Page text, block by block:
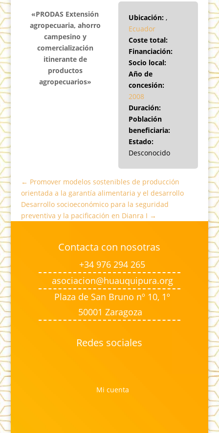
Ubicación: ,
Ecuador
Coste total:
Financiación:
Socio local:
Año de
concesión:
2008
Duración:
Población
beneficiaria:
Estado:
Desconocido
«PRODAS Extensión
agropecuaria, ahorro
campesino y
comercialización
itinerante de
productos
agropecuarios»
← Promover modelos sostenibles de producción
orientada a la garantía alimentaria y el desarrollo
Desarrollo socioeconómico para la seguridad
preventiva y la pacificación en Dianra I →
Contacta con nosotras
+34 976 294 265
asociacion@huauquipura.org
Plaza de San Bruno nº 10, 1º
50001 Zaragoza
Redes sociales
Mi cuenta